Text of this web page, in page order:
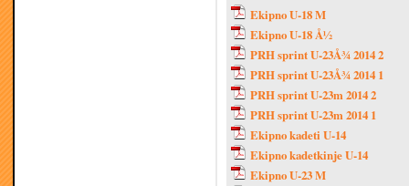
Ekipno U-18 M
Ekipno U-18 Å½
PRH sprint U-23Å¾ 2014 2
PRH sprint U-23Å¾ 2014 1
PRH sprint U-23m 2014 2
PRH sprint U-23m 2014 1
Ekipno kadeti U-14
Ekipno kadetkinje U-14
Ekipno U-23 M